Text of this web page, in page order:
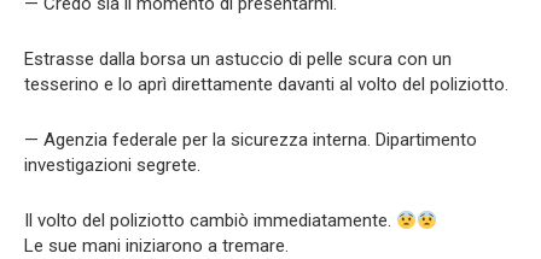
Estrasse dalla borsa un astuccio di pelle scura con un
tesserino e lo aprì direttamente davanti al volto del poliziotto.
— Agenzia federale per la sicurezza interna. Dipartimento
investigazioni segrete.
Il volto del poliziotto cambiò immediatamente.
Le sue mani iniziarono a tremare.